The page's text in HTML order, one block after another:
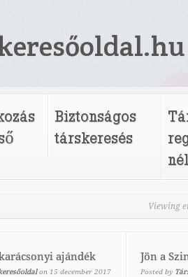
Biztonságos
társkeresés
Viewing
ajándék
on 15 december 2017
Jön a
Posted by